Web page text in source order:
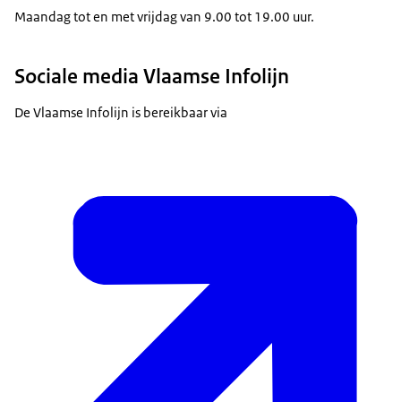
Maandag tot en met vrijdag van 9.00 tot 19.00 uur.
Sociale media Vlaamse Infolijn
De Vlaamse Infolijn is bereikbaar via